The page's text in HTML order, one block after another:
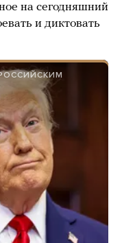
на сегодняшний
и диктовать